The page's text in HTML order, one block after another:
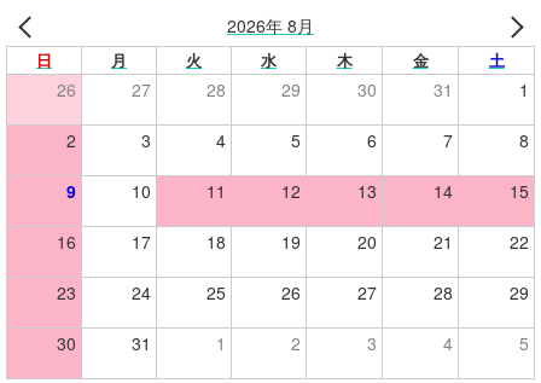
2026年 8月
日 月 火 水 木 金 土
26 27 28 29 30 31 1
2 3 4 5 6 7 8
9 10 11 12 13 14 15
16 17 18 19 20 21 22
23 24 25 26 27 28 29
30 31 1 2 3 4 5